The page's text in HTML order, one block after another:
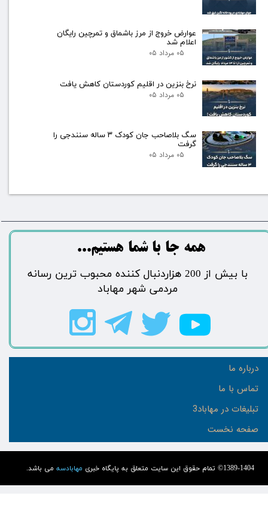
عوارض خروج از مرز باشماق و تمرچین رایگان
اعلام شد
۰۵ مرداد ۰۵
نرخ بنزین در اقلیم کوردستان کاهش یافت
۰۵ مرداد ۰۵
سگ بلاصاحب جان کودک ۳ ساله سنندجی را
گرفت
۰۵ مرداد ۰۵
1389-1404© تمام حقوق این سایت متعلق به پایگاه خبری مهابادسه می باشد.
درباره ما
تماس با ما
تبلیغات در مهاباد3
صفحه نخست
​​​همه جا با شما هستیم...​​​​​​​​​​​​​​
​با بیش از 200 هزاردنبال کننده محبوب ترین رسانه
مردمی شهر مهاباد​​​​​​​​​​​​​​